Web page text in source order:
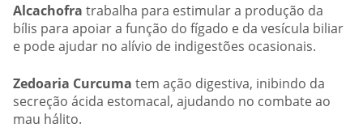
Alcachofra trabalha para estimular a produção da
bílis para apoiar a função do fígado e da vesícula biliar
e pode ajudar no alívio de indigestões ocasionais.
Zedoaria Curcuma tem ação digestiva, inibindo da
secreção ácida estomacal, ajudando no combate ao
mau hálito.